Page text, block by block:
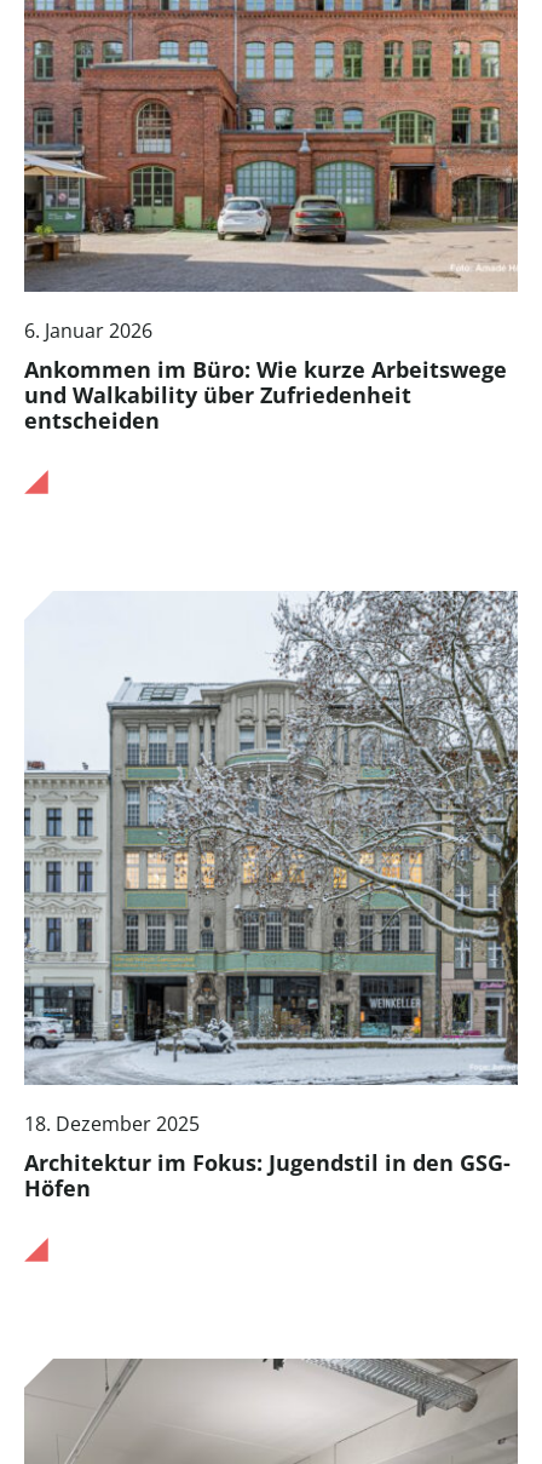
6. Januar 2026
Ankommen im Büro: Wie kurze Arbeitswege
und Walkability über Zufriedenheit
entscheiden
18. Dezember 2025
Architektur im Fokus: Jugendstil in den GSG-
Höfen